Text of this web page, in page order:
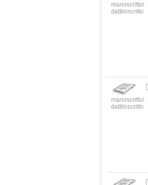
manoscritto/
dattiloscritto
manoscritto/
dattiloscritto